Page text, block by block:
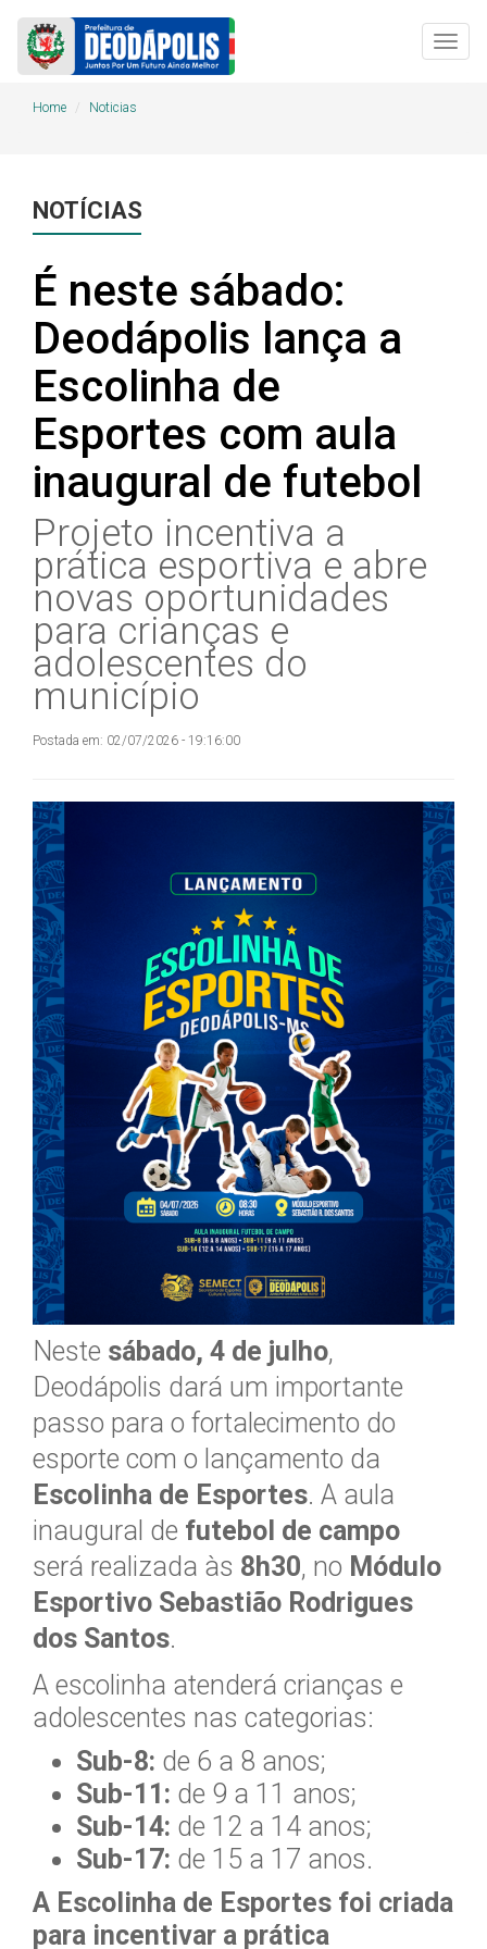
Home Noticias
NOTÍCIAS
É neste sábado:
Deodápolis lança a
Escolinha de
Esportes com aula
inaugural de futebol
Projeto incentiva a
prática esportiva e abre
novas oportunidades
para crianças e
adolescentes do
município
Postada em: 02/07/2026 - 19:16:00
Neste sábado, 4 de julho,
Deodápolis dará um importante
passo para o fortalecimento do
esporte com o lançamento da
Escolinha de Esportes. A aula
inaugural de futebol de campo
será realizada às 8h30, no Módulo
Esportivo Sebastião Rodrigues
dos Santos.
A escolinha atenderá crianças e
adolescentes nas categorias:
Sub-8: de 6 a 8 anos;
Sub-11: de 9 a 11 anos;
Sub-14: de 12 a 14 anos;
Sub-17: de 15 a 17 anos.
A Escolinha de Esportes foi criada
para incentivar a prática